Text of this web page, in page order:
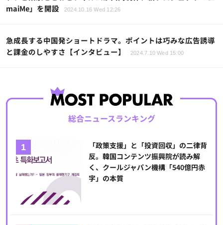
maiMe」を開設
2024.10.16 Wed 12:26
急成長する中国発ショートドラマ。ポイントは巧みな広告誘導
と課金のしやすさ【インタビュー】
2024.7.10 Wed 15:00
総合ニュースランキング
「政策支援」と「投資回収」の二律背
反。韓国コンテンツ振興院が読み解
く、クールジャパン機構「540億円赤
字」の本質